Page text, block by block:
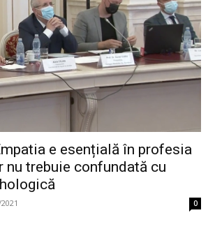
e esențială în profesia
nu trebuie confundată cu
0